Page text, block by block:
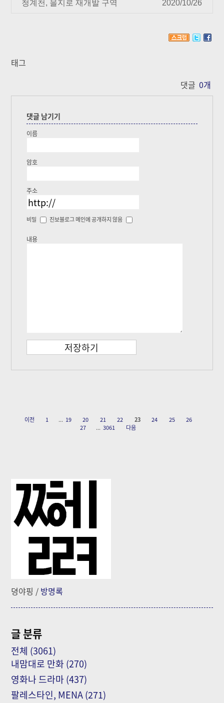
청계천, 을지로 재개발 구역 2020/10/26
태그
댓글 0개
댓글 남기기
이름
암호
주소
비밀 진보블로그 메인에 공개하지 않음
내용
이전 1 ... 19 20 21 22 23 24 25
26
27
... 3061 다음
뎡야핑 / 방명록
글 분류
전체 (3061)
내맘대로 만화 (270)
영화나 드라마 (437)
팔레스타인, MENA(271)